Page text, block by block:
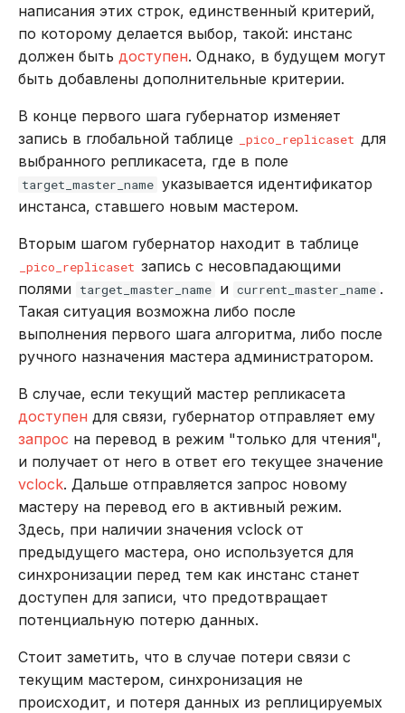
написания этих строк, единственный критерий,
по которому делается выбор, такой: инстанс
должен быть доступен. Однако, в будущем могут
быть добавлены дополнительные критерии.
В конце первого шага губернатор изменяет
запись в глобальной таблице
_pico_replicaset для
выбранного репликасета, где в поле
target_master_name указывается идентификатор
инстанса, ставшего новым мастером.
Вторым шагом губернатор находит в таблице
_pico_replicaset запись с несовпадающими
полями target_master_name и current_master_name .
Такая ситуация возможна либо после
выполнения первого шага алгоритма, либо после
ручного назначения мастера администратором.
В случае, если текущий мастер репликасета
доступен для связи, губернатор отправляет ему
запрос на перевод в режим "только для чтения",
и получает от него в ответ его текущее значение
vclock. Дальше отправляется запрос новому
мастеру на перевод его в активный режим.
Здесь, при наличии значения vclock от
предыдущего мастера, оно используется для
синхронизации перед тем как инстанс станет
доступен для записи, что предотвращает
потенциальную потерю данных.
Стоит заметить, что в случае потери связи с
текущим мастером, синхронизация не
происходит, и потеря данных из реплицируемых